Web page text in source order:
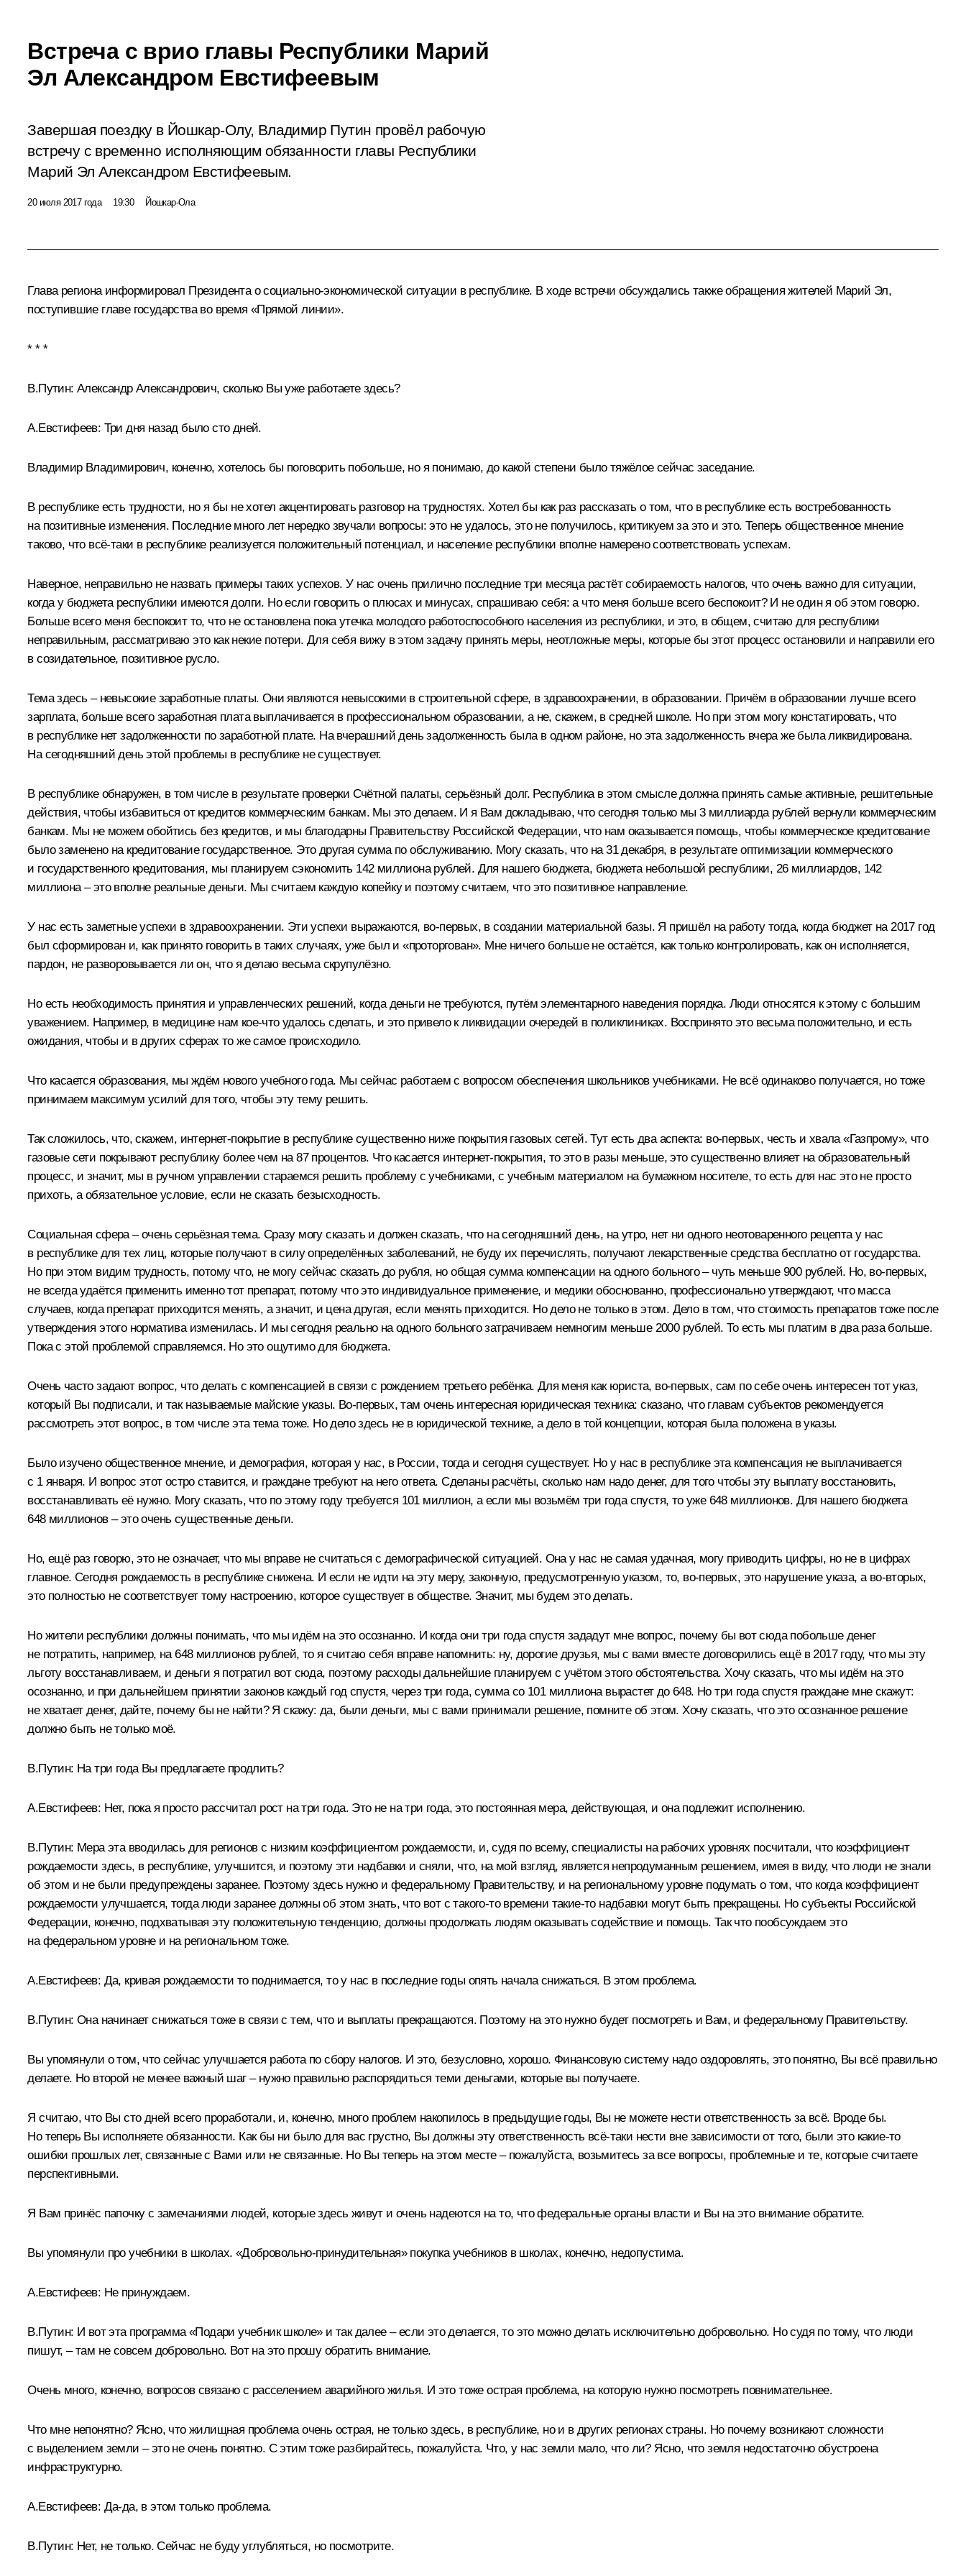
Встреча с врио главы Республики Марий
Эл Александром Евстифеевым
Завершая поездку в Йошкар-Олу, Владимир Путин провёл рабочую
встречу с временно исполняющим обязанности главы Республики
Марий Эл Александром Евстифеевым.
20 июля 2017 года 19:30 Йошкар-Ола
Глава региона информировал Президента о социально-экономической ситуации в республике. В ходе встречи обсуждались также обращения жителей Марий Эл,
поступившие главе государства во время «Прямой линии».
* * *
В.Путин: Александр Александрович, сколько Вы уже работаете здесь?
А.Евстифеев: Три дня назад было сто дней.
Владимир Владимирович, конечно, хотелось бы поговорить побольше, но я понимаю, до какой степени было тяжёлое сейчас заседание.
В республике есть трудности, но я бы не хотел акцентировать разговор на трудностях. Хотел бы как раз рассказать о том, что в республике есть востребованность
на позитивные изменения. Последние много лет нередко звучали вопросы: это не удалось, это не получилось, критикуем за это и это. Теперь общественное мнение
таково, что всё-таки в республике реализуется положительный потенциал, и население республики вполне намерено соответствовать успехам.
Наверное, неправильно не назвать примеры таких успехов. У нас очень прилично последние три месяца растёт собираемость налогов, что очень важно для ситуации,
когда у бюджета республики имеются долги. Но если говорить о плюсах и минусах, спрашиваю себя: а что меня больше всего беспокоит? И не один я об этом говорю.
Больше всего меня беспокоит то, что не остановлена пока утечка молодого работоспособного населения из республики, и это, в общем, считаю для республики
неправильным, рассматриваю это как некие потери. Для себя вижу в этом задачу принять меры, неотложные меры, которые бы этот процесс остановили и направили его
в созидательное, позитивное русло.
Тема здесь – невысокие заработные платы. Они являются невысокими в строительной сфере, в здравоохранении, в образовании. Причём в образовании лучше всего
зарплата, больше всего заработная плата выплачивается в профессиональном образовании, а не, скажем, в средней школе. Но при этом могу констатировать, что
в республике нет задолженности по заработной плате. На вчерашний день задолженность была в одном районе, но эта задолженность вчера же была ликвидирована.
На сегодняшний день этой проблемы в республике не существует.
В республике обнаружен, в том числе в результате проверки Счётной палаты, серьёзный долг. Республика в этом смысле должна принять самые активные, решительные
действия, чтобы избавиться от кредитов коммерческим банкам. Мы это делаем. И я Вам докладываю, что сегодня только мы 3 миллиарда рублей вернули коммерческим
банкам. Мы не можем обойтись без кредитов, и мы благодарны Правительству Российской Федерации, что нам оказывается помощь, чтобы коммерческое кредитование
было заменено на кредитование государственное. Это другая сумма по обслуживанию. Могу сказать, что на 31 декабря, в результате оптимизации коммерческого
и государственного кредитования, мы планируем сэкономить 142 миллиона рублей. Для нашего бюджета, бюджета небольшой республики, 26 миллиардов, 142
миллиона – это вполне реальные деньги. Мы считаем каждую копейку и поэтому считаем, что это позитивное направление.
У нас есть заметные успехи в здравоохранении. Эти успехи выражаются, во-первых, в создании материальной базы. Я пришёл на работу тогда, когда бюджет на 2017 год
был сформирован и, как принято говорить в таких случаях, уже был и «проторгован». Мне ничего больше не остаётся, как только контролировать, как он исполняется,
пардон, не разворовывается ли он, что я делаю весьма скрупулёзно.
Но есть необходимость принятия и управленческих решений, когда деньги не требуются, путём элементарного наведения порядка. Люди относятся к этому с большим
уважением. Например, в медицине нам кое‑что удалось сделать, и это привело к ликвидации очередей в поликлиниках. Воспринято это весьма положительно, и есть
ожидания, чтобы и в других сферах то же самое происходило.
Что касается образования, мы ждём нового учебного года. Мы сейчас работаем с вопросом обеспечения школьников учебниками. Не всё одинаково получается, но тоже
принимаем максимум усилий для того, чтобы эту тему решить.
Так сложилось, что, скажем, интернет-покрытие в республике существенно ниже покрытия газовых сетей. Тут есть два аспекта: во‑первых, честь и хвала «Газпрому», что
газовые сети покрывают республику более чем на 87 процентов. Что касается интернет-покрытия, то это в разы меньше, это существенно влияет на образовательный
процесс, и значит, мы в ручном управлении стараемся решить проблему с учебниками, с учебным материалом на бумажном носителе, то есть для нас это не просто
прихоть, а обязательное условие, если не сказать безысходность.
Социальная сфера – очень серьёзная тема. Сразу могу сказать и должен сказать, что на сегодняшний день, на утро, нет ни одного неотоваренного рецепта у нас
в республике для тех лиц, которые получают в силу определённых заболеваний, не буду их перечислять, получают лекарственные средства бесплатно от государства.
Но при этом видим трудность, потому что, не могу сейчас сказать до рубля, но общая сумма компенсации на одного больного – чуть меньше 900 рублей. Но, во‑первых,
не всегда удаётся применить именно тот препарат, потому что это индивидуальное применение, и медики обоснованно, профессионально утверждают, что масса
случаев, когда препарат приходится менять, а значит, и цена другая, если менять приходится. Но дело не только в этом. Дело в том, что стоимость препаратов тоже после
утверждения этого норматива изменилась. И мы сегодня реально на одного больного затрачиваем немногим меньше 2000 рублей. То есть мы платим в два раза больше.
Пока с этой проблемой справляемся. Но это ощутимо для бюджета.
Очень часто задают вопрос, что делать с компенсацией в связи с рождением третьего ребёнка. Для меня как юриста, во‑первых, сам по себе очень интересен тот указ,
который Вы подписали, и так называемые майские указы. Во‑первых, там очень интересная юридическая техника: сказано, что главам субъектов рекомендуется
рассмотреть этот вопрос, в том числе эта тема тоже. Но дело здесь не в юридической технике, а дело в той концепции, которая была положена в указы.
Было изучено общественное мнение, и демография, которая у нас, в России, тогда и сегодня существует. Но у нас в республике эта компенсация не выплачивается
с 1 января. И вопрос этот остро ставится, и граждане требуют на него ответа. Сделаны расчёты, сколько нам надо денег, для того чтобы эту выплату восстановить,
восстанавливать её нужно. Могу сказать, что по этому году требуется 101 миллион, а если мы возьмём три года спустя, то уже 648 миллионов. Для нашего бюджета
648 миллионов – это очень существенные деньги.
Но, ещё раз говорю, это не означает, что мы вправе не считаться с демографической ситуацией. Она у нас не самая удачная, могу приводить цифры, но не в цифрах
главное. Сегодня рождаемость в республике снижена. И если не идти на эту меру, законную, предусмотренную указом, то, во‑первых, это нарушение указа, а во‑вторых,
это полностью не соответствует тому настроению, которое существует в обществе. Значит, мы будем это делать.
Но жители республики должны понимать, что мы идём на это осознанно. И когда они три года спустя зададут мне вопрос, почему бы вот сюда побольше денег
не потратить, например, на 648 миллионов рублей, то я считаю себя вправе напомнить: ну, дорогие друзья, мы с вами вместе договорились ещё в 2017 году, что мы эту
льготу восстанавливаем, и деньги я потратил вот сюда, поэтому расходы дальнейшие планируем с учётом этого обстоятельства. Хочу сказать, что мы идём на это
осознанно, и при дальнейшем принятии законов каждый год спустя, через три года, сумма со 101 миллиона вырастет до 648. Но три года спустя граждане мне скажут:
не хватает денег, дайте, почему бы не найти? Я скажу: да, были деньги, мы с вами принимали решение, помните об этом. Хочу сказать, что это осознанное решение
должно быть не только моё.
В.Путин: На три года Вы предлагаете продлить?
А.Евстифеев: Нет, пока я просто рассчитал рост на три года. Это не на три года, это постоянная мера, действующая, и она подлежит исполнению.
В.Путин: Мера эта вводилась для регионов с низким коэффициентом рождаемости, и, судя по всему, специалисты на рабочих уровнях посчитали, что коэффициент
рождаемости здесь, в республике, улучшится, и поэтому эти надбавки и сняли, что, на мой взгляд, является непродуманным решением, имея в виду, что люди не знали
об этом и не были предупреждены заранее. Поэтому здесь нужно и федеральному Правительству, и на региональному уровне подумать о том, что когда коэффициент
рождаемости улучшается, тогда люди заранее должны об этом знать, что вот с такого‑то времени такие‑то надбавки могут быть прекращены. Но субъекты Российской
Федерации, конечно, подхватывая эту положительную тенденцию, должны продолжать людям оказывать содействие и помощь. Так что пообсуждаем это
на федеральном уровне и на региональном тоже.
А.Евстифеев: Да, кривая рождаемости то поднимается, то у нас в последние годы опять начала снижаться. В этом проблема.
В.Путин: Она начинает снижаться тоже в связи с тем, что и выплаты прекращаются. Поэтому на это нужно будет посмотреть и Вам, и федеральному Правительству.
Вы упомянули о том, что сейчас улучшается работа по сбору налогов. И это, безусловно, хорошо. Финансовую систему надо оздоровлять, это понятно, Вы всё правильно
делаете. Но второй не менее важный шаг – нужно правильно распорядиться теми деньгами, которые вы получаете.
Я считаю, что Вы сто дней всего проработали, и, конечно, много проблем накопилось в предыдущие годы, Вы не можете нести ответственность за всё. Вроде бы.
Но теперь Вы исполняете обязанности. Как бы ни было для вас грустно, Вы должны эту ответственность всё‑таки нести вне зависимости от того, были это какие‑то
ошибки прошлых лет, связанные с Вами или не связанные. Но Вы теперь на этом месте – пожалуйста, возьмитесь за все вопросы, проблемные и те, которые считаете
перспективными.
Я Вам принёс папочку с замечаниями людей, которые здесь живут и очень надеются на то, что федеральные органы власти и Вы на это внимание обратите.
Вы упомянули про учебники в школах. «Добровольно-принудительная» покупка учебников в школах, конечно, недопустима.
А.Евстифеев: Не принуждаем.
В.Путин: И вот эта программа «Подари учебник школе» и так далее – если это делается, то это можно делать исключительно добровольно. Но судя по тому, что люди
пишут, – там не совсем добровольно. Вот на это прошу обратить внимание.
Очень много, конечно, вопросов связано с расселением аварийного жилья. И это тоже острая проблема, на которую нужно посмотреть повнимательнее.
Что мне непонятно? Ясно, что жилищная проблема очень острая, не только здесь, в республике, но и в других регионах страны. Но почему возникают сложности
с выделением земли – это не очень понятно. С этим тоже разбирайтесь, пожалуйста. Что, у нас земли мало, что ли? Ясно, что земля недостаточно обустроена
инфраструктурно.
А.Евстифеев: Да‑да, в этом только проблема.
В.Путин: Нет, не только. Сейчас не буду углубляться, но посмотрите.